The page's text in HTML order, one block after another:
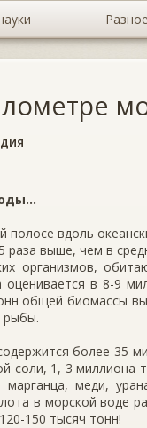
Разное
вдоль
раза выше, чем в
организмов,
в 8-9
общей биомассы
рыбы.
более 35
соли, 1, 3 миллиона
меди,
в морской воде
150 тысяч тонн!